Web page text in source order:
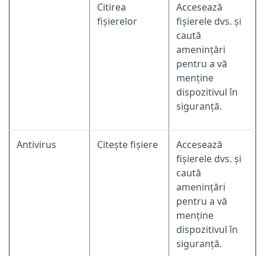
Citirea
fișierelor
Accesează
fișierele dvs. și
caută
amenințări
pentru a vă
menține
dispozitivul în
siguranță.
Antivirus Citește fișiere
Accesează
fișierele dvs. și
caută
amenințări
pentru a vă
menține
dispozitivul în
siguranță.